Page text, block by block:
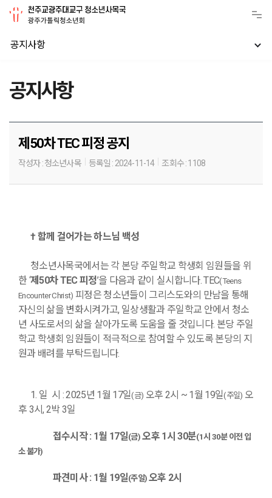
공지사항
공지사항
제50차 TEC 피정 공지
작성자 :청소년사목 등록일 : 2024-11-14 조회수 :1108
†함께 걸어가는 하느님 백성
청소년사목국에서는 각 본당 주일학교 학생회 임원들을 위
한 ‘제50차TEC피정’을 다음과 같이 실시합니다. TEC(Teens
Encounter Christ) 피정은 청소년들이 그리스도와의 만남을 통해
자신의 삶을 변화시켜가고, 일상생활과 주일학교 안에서 청소
년 사도로서의 삶을 살아가도록 도움을 줄 것입니다. 본당 주일
학교 학생회 임원들이 적극적으로 참여할 수 있도록 본당의 지
원과 배려를 부탁드립니다.
1. 일 시 : 2025년 1 월 17일(금) 오후 2시 ~ 1 월 19일(주일) 오
후 3시, 2박3일
접수시작: 1월 17일(금) 오후 1시30분(1시 30분 이전 입
소 불가)
파견미사: 1월 19일(주일) 오후 2시